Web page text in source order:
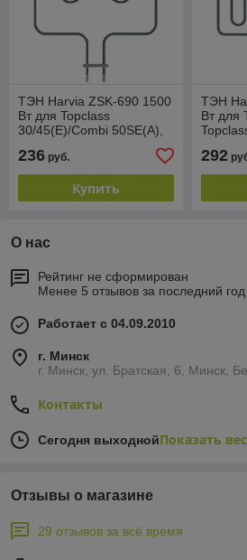
ТЭН Harvia ZSK-690 1500
Вт для Topclass
30/45(E)/Combi 50SE(A),
Termonator, Moderna
45(E)
236 руб.
Купить
ТЭН
Вт для
Classic
292
О нас
Рейтинг не сформирован
Менее 5 отзывов за последний год
Работает с 04.09.2010
г. Минск
г. Минск, ул. Братская, 6, Минск,
Контакты
Сегодня выходнойПоказать
Отзывы о магазине
29 отзывов за всё время